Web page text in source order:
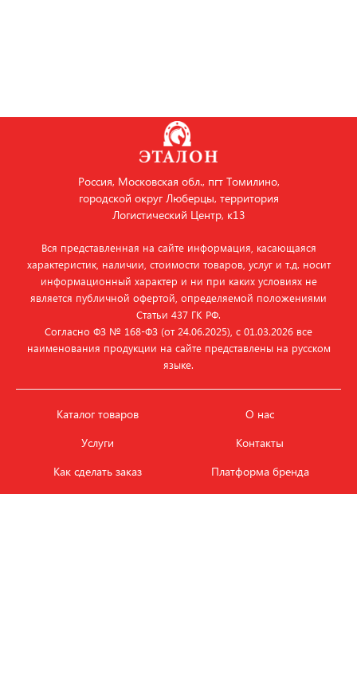
Россия, Московская обл., пгт Томилино,
городской округ Люберцы, территория
Логистический Центр, к13
Вся представленная на сайте информация, касающаяся
характеристик, наличии, стоимости товаров, услуг и т.д. носит
информационный характер и ни при каких условиях не
является публичной офертой, определяемой положениями
Статьи 437 ГК РФ.
Согласно ФЗ № 168‑ФЗ (от 24.06.2025), с 01.03.2026 все
наименования продукции на сайте представлены на русском
языке.
Каталог товаров
Услуги
Как сделать заказ
О нас
Контакты
Платформа бренда